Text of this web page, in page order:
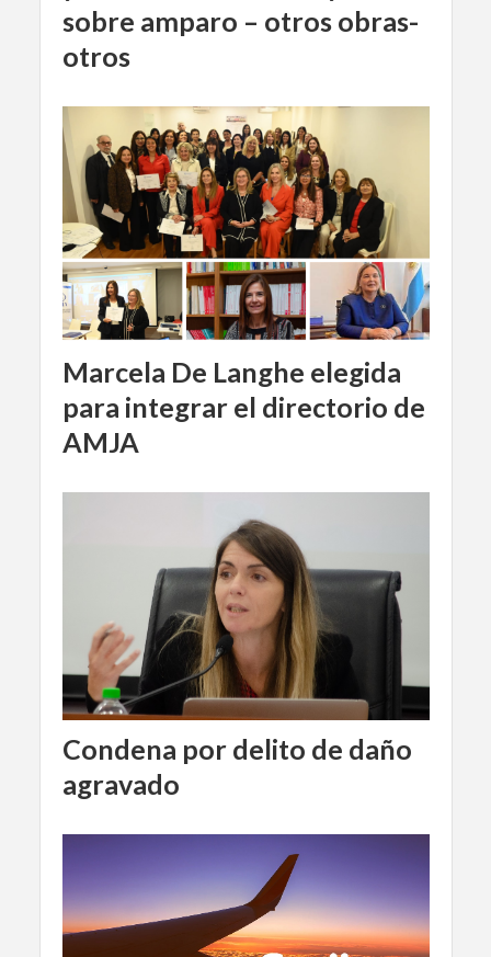
sobre amparo – otros obras-
otros
Marcela De Langhe elegida
para integrar el directorio de
AMJA
Condena por delito de daño
agravado